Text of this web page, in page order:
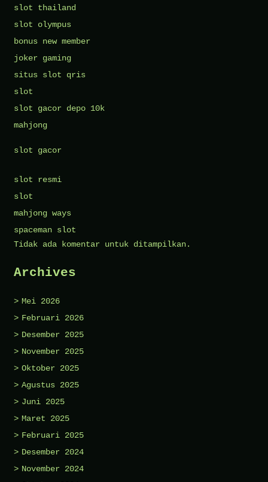
slot thailand
slot olympus
bonus new member
joker gaming
situs slot qris
slot
slot gacor depo 10k
mahjong
slot gacor
slot resmi
slot
mahjong ways
spaceman slot
Tidak ada komentar untuk ditampilkan.
Archives
Mei 2026
Februari 2026
Desember 2025
November 2025
Oktober 2025
Agustus 2025
Juni 2025
Maret 2025
Februari 2025
Desember 2024
November 2024